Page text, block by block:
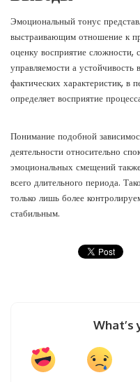
Эмоциональный тонус
выстраивающим отношение к
оценку восприятие сложности,
управляемости а
фактических характеристик, в
определяет восприятие
Понимание подобной
деятельности относительно
эмоциональных смещений
всего длительного периода.
только лишь более
стабильным.
What’s